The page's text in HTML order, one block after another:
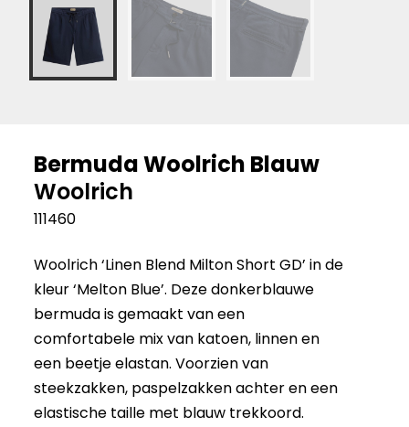
Bermuda Woolrich Blauw
Woolrich
111460
Woolrich ‘Linen Blend Milton Short GD’ in de
kleur ‘Melton Blue’. Deze donkerblauwe
bermuda is gemaakt van een
comfortabele mix van katoen, linnen en
een beetje elastan. Voorzien van
steekzakken, paspelzakken achter en een
elastische taille met blauw trekkoord.